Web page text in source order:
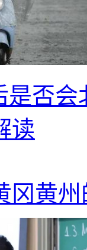
是否
读
冈黄